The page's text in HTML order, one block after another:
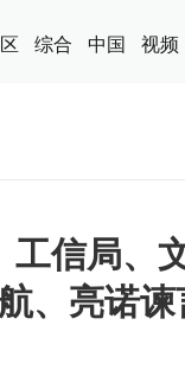
综合 中国 视频
信局、
、亮诺谏